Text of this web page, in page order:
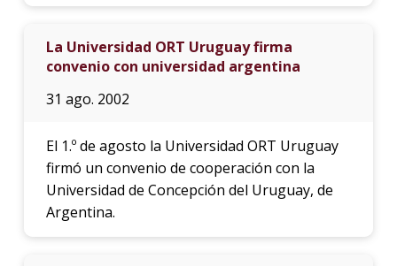
La Universidad ORT Uruguay firma
convenio con universidad argentina
31 ago. 2002
El 1.º de agosto la Universidad ORT Uruguay
firmó un convenio de cooperación con la
Universidad de Concepción del Uruguay, de
Argentina.